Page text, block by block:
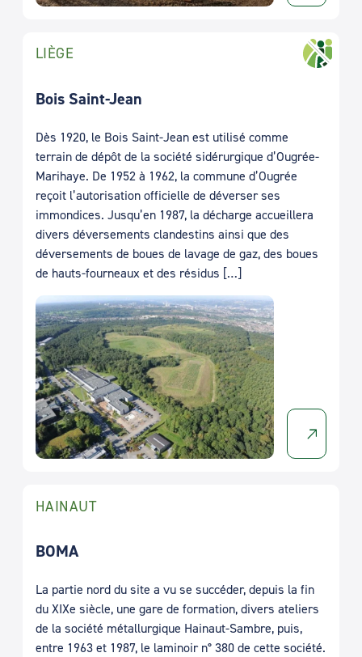
LIÈGE
Bois Saint-Jean
Dès 1920, le Bois Saint-Jean est utilisé comme
terrain de dépôt de la société sidérurgique d’Ougrée-
Marihaye. De 1952 à 1962, la commune d’Ougrée
reçoit l’autorisation officielle de déverser ses
immondices. Jusqu’en 1987, la décharge accueillera
divers déversements clandestins ainsi que des
déversements de boues de lavage de gaz, des boues
de hauts-fourneaux et des résidus […]
HAINAUT
BOMA
La partie nord du site a vu se succéder, depuis la fin
du XIXe siècle, une gare de formation, divers ateliers
de la société métallurgique Hainaut-Sambre, puis,
entre 1963 et 1987, le laminoir n° 380 de cette société.